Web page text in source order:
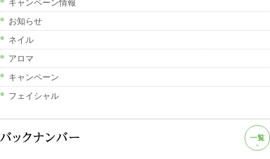
キャンペーン情報
お知らせ
ネイル
アロマ
キャンペーン
フェイシャル
一覧